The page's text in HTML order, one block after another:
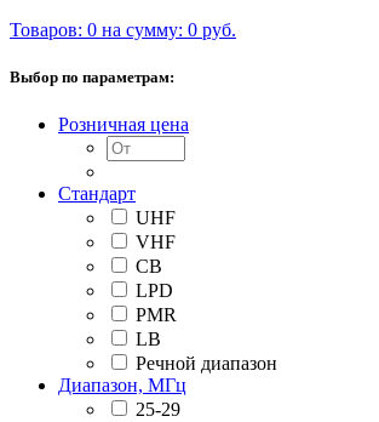
Товаров: 0 на сумму: 0 руб.
Выбор по параметрам:
Розничная цена
Стандарт
UHF
VHF
CB
LPD
PMR
LB
Речной диапазон
Диапазон, МГц
25-29